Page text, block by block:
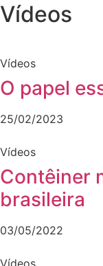
Vídeos
Vídeos
O papel
25/02/2023
Vídeos
Contêiner
brasileira
03/05/2022